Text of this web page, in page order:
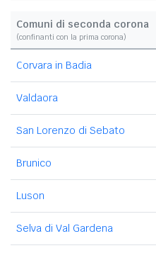
Comuni di seconda corona
(confinanti con la prima corona)
Corvara in Badia
Valdaora
San Lorenzo di Sebato
Brunico
Luson
Selva di Val Gardena